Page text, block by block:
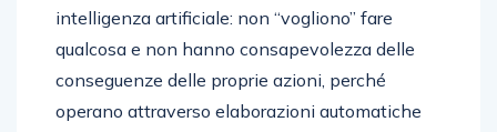
intelligenza artificiale: non “vogliono” fare
qualcosa e non hanno consapevolezza delle
conseguenze delle proprie azioni, perché
operano attraverso elaborazioni automatiche